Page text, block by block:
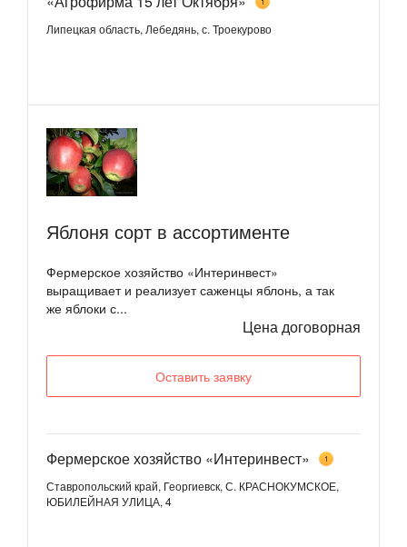
Липецкая область, Лебедянь, с. Троекурово
Яблоня сорт в ассортименте
Фермерское хозяйство «Интеринвест»
выращивает и реализует саженцы яблонь, а так
же яблоки с...
Цена договорная
Оставить заявку
Фермерское хозяйство «Интеринвест» 1
Ставропольский край, Георгиевск, С. КРАСНОКУМСКОЕ,
ЮБИЛЕЙНАЯ УЛИЦА, 4